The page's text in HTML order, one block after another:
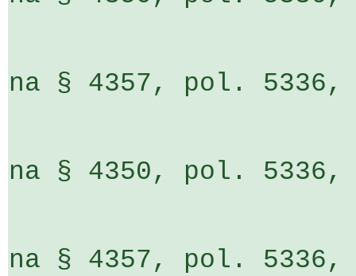
na § 4357, pol. 5336,
na § 4350, pol. 5336,
na § 4357, pol. 5336,